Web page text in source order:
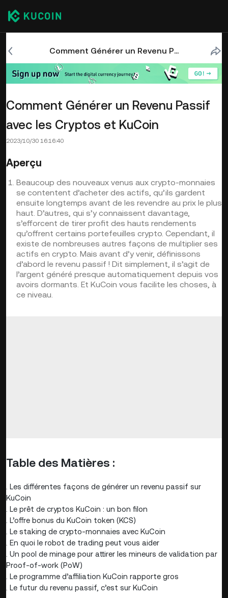
Comment Générer un Revenu Passif avec les Cryptos et KuCoin
Comment Générer un Revenu Passif
avec les Cryptos et KuCoin
2023/10/30 16:16:40
Aperçu
Beaucoup des nouveaux venus aux crypto-monnaies
se contentent d’acheter des actifs, qu’ils gardent
ensuite longtemps avant de les revendre au prix le plus
haut. D’autres, qui s’y connaissent davantage,
s’efforcent de tirer profit des hauts rendements
qu’offrent certains portefeuilles crypto. Cependant, il
existe de nombreuses autres façons de multiplier ses
actifs en crypto. Mais avant d’y venir, définissons
d’abord le revenu passif ! Dit simplement, il s’agit de
l’argent généré presque automatiquement depuis vos
avoirs dormants. Et KuCoin vous facilite les choses, à
ce niveau.
Table des Matières :
. Les différentes façons de générer un revenu passif sur
KuCoin
. Le prêt de cryptos KuCoin : un bon filon
. L’offre bonus du KuCoin token (KCS)
. Le staking de crypto-monnaies avec KuCoin
. En quoi le robot de trading peut vous aider
. Un pool de minage pour attirer les mineurs de validation par
Proof-of-work (PoW)
. Le programme d’affiliation KuCoin rapporte gros
. Le futur du revenu passif, c’est sur KuCoin